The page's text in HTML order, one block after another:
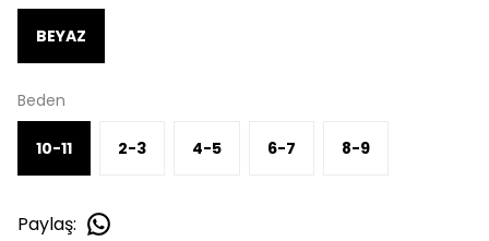
BEYAZ
Beden
10-11 2-3 4-5 6-7 8-9
Paylaş: